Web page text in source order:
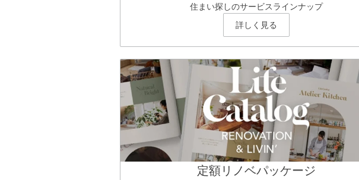
住まい探しのサービスラインナップ
詳しく見る
定額リノベパッケージ